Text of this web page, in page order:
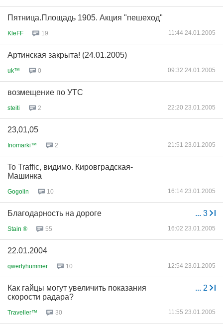
Пятница.Площадь 1905. Акция "пешеход"
KleFF 19 11:44 24.01.2005
Артинская закрыта! (24.01.2005)
uk™ 0 09:32 24.01.2005
возмещение по УТС
steiti 2 22:20 23.01.2005
23,01,05
Inomarki™ 2 21:51 23.01.2005
To Traffic, видимо. Кировградская-
Машинка
Gogolin 10 16:14 23.01.2005
... 3
Благодарность на дороге
Stain ® 55 16:02 23.01.2005
22.01.2004
qwertyhummer 10 12:54 23.01.2005
... 2
Как гайцы могут увеличить показания
скорости радара?
Traveller™ 30 11:55 23.01.2005